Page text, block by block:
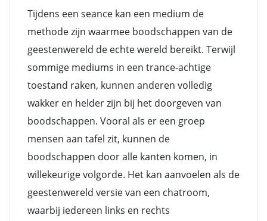
Tijdens een seance kan een medium de
methode zijn waarmee boodschappen van de
geestenwereld de echte wereld bereikt. Terwijl
sommige mediums in een trance-achtige
toestand raken, kunnen anderen volledig
wakker en helder zijn bij het doorgeven van
boodschappen. Vooral als er een groep
mensen aan tafel zit, kunnen de
boodschappen door alle kanten komen, in
willekeurige volgorde. Het kan aanvoelen als de
geestenwereld versie van een chatroom,
waarbij iedereen links en rechts